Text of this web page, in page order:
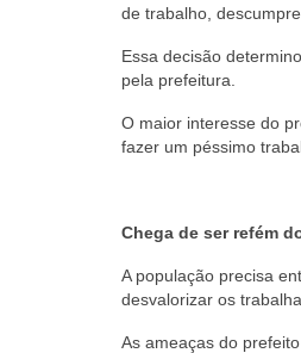
de trabalho,
Essa decisão
pela prefeitura.
O maior interesse do
fazer um péssimo
Chega de ser refém
A população precisa
desvalorizar os
As ameaças do